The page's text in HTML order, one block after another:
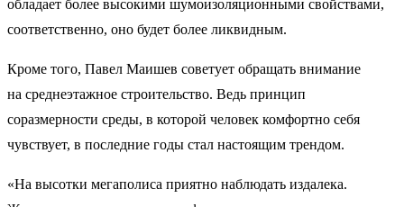
обладает более высокими шумоизоляционными свойствами,
соответственно, оно будет более ликвидным.
Кроме того, Павел Маишев советует обращать внимание
на среднеэтажное строительство. Ведь принцип
соразмерности среды, в которой человек комфортно себя
чувствует, в последние годы стал настоящим трендом.
«На высотки мегаполиса приятно наблюдать издалека.